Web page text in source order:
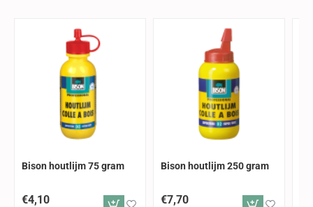
Bison houtlijm 75 gram
€4,10
Bison houtlijm 250 gram
€7,70